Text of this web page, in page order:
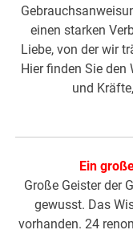
einen starken
Liebe, von der wir
Hier finden Sie den
und
Ein
Große Geister der
gewusst. Das
vorhanden. 24